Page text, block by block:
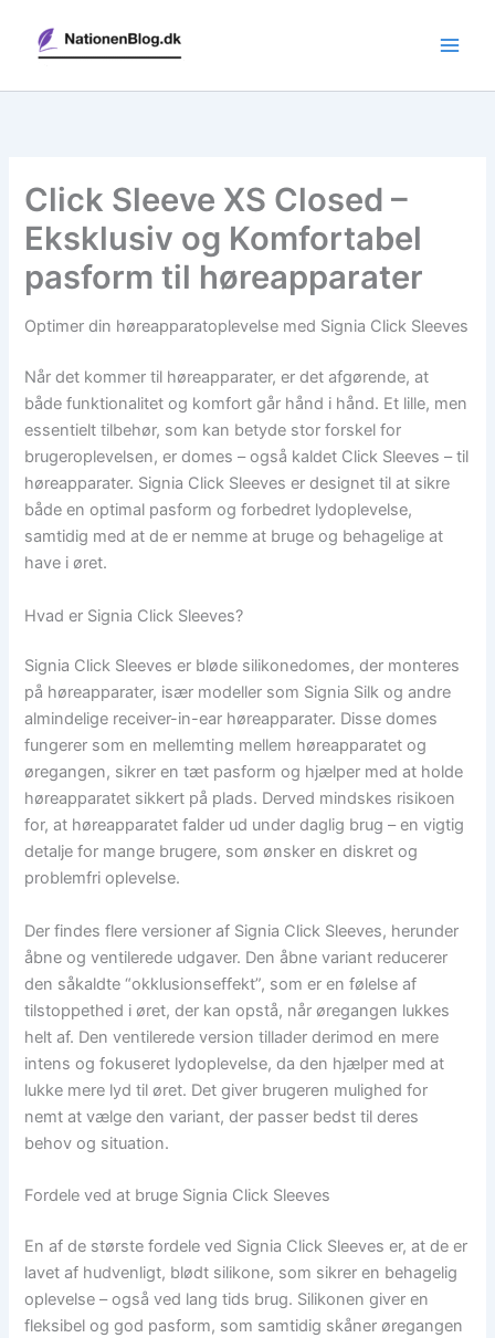
indholdet
Click Sleeve XS Closed –
Eksklusiv og Komfortabel
pasform til høreapparater
Optimer din høreapparatoplevelse med Signia Click Sleeves
Når det kommer til høreapparater, er det afgørende, at
både funktionalitet og komfort går hånd i hånd. Et lille, men
essentielt tilbehør, som kan betyde stor forskel for
brugeroplevelsen, er domes – også kaldet Click Sleeves – til
høreapparater. Signia Click Sleeves er designet til at sikre
både en optimal pasform og forbedret lydoplevelse,
samtidig med at de er nemme at bruge og behagelige at
have i øret.
Hvad er Signia Click Sleeves?
Signia Click Sleeves er bløde silikonedomes, der monteres
på høreapparater, især modeller som Signia Silk og andre
almindelige receiver-in-ear høreapparater. Disse domes
fungerer som en mellemting mellem høreapparatet og
øregangen, sikrer en tæt pasform og hjælper med at holde
høreapparatet sikkert på plads. Derved mindskes risikoen
for, at høreapparatet falder ud under daglig brug – en vigtig
detalje for mange brugere, som ønsker en diskret og
problemfri oplevelse.
Der findes flere versioner af Signia Click Sleeves, herunder
åbne og ventilerede udgaver. Den åbne variant reducerer
den såkaldte “okklusionseffekt”, som er en følelse af
tilstoppethed i øret, der kan opstå, når øregangen lukkes
helt af. Den ventilerede version tillader derimod en mere
intens og fokuseret lydoplevelse, da den hjælper med at
lukke mere lyd til øret. Det giver brugeren mulighed for
nemt at vælge den variant, der passer bedst til deres
behov og situation.
Fordele ved at bruge Signia Click Sleeves
En af de største fordele ved Signia Click Sleeves er, at de er
lavet af hudvenligt, blødt silikone, som sikrer en behagelig
oplevelse – også ved lang tids brug. Silikonen giver en
fleksibel og god pasform, som samtidig skåner øregangen